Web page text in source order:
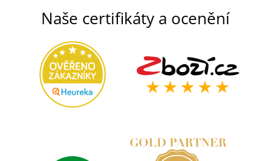
Naše certifikáty a ocenění